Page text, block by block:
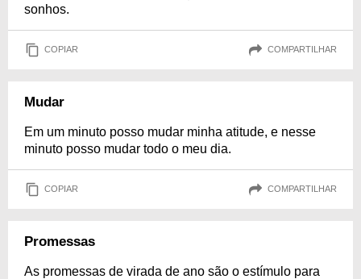
sonhos.
COPIAR COMPARTILHAR
Mudar
Em um minuto posso mudar minha atitude, e nesse
minuto posso mudar todo o meu dia.
COPIAR COMPARTILHAR
Promessas
As promessas de virada de ano são o estímulo para